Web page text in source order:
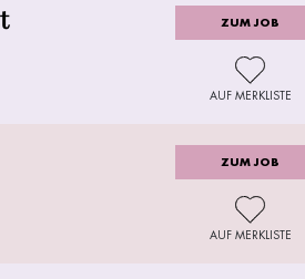
ZUM JOB
AUF MERKLISTE
ZUM JOB
AUF MERKLISTE